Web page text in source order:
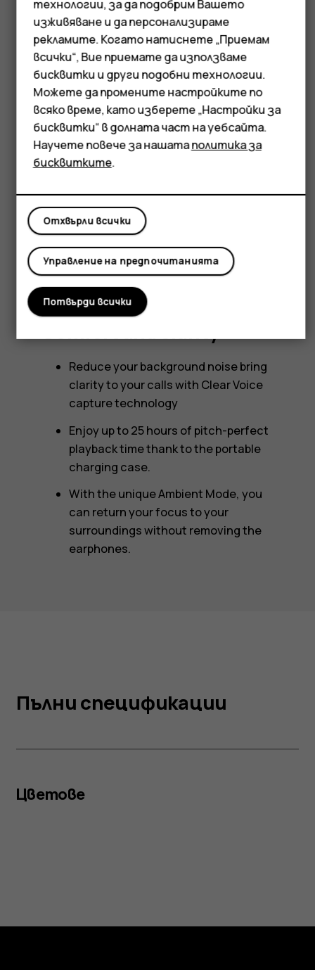
Смартфони
Мобилни телефони
Аксесоари
Таблети
Comfort and clarity
Reduce your background noise bring
clarity to your calls with Clear Voice
capture technology
Enjoy up to 25 hours of pitch-perfect
playback time thank to the portable
charging case.
With the unique Ambient Mode, you
can return your focus to your
surroundings without removing the
earphones.
Пълни спецификации
Цветове
технологии, за да подобрим Вашето
изживяване и да персонализираме
рекламите. Когато натиснете „Приемам
всички“, Вие приемате да използваме
бисквитки и други подобни технологии.
Можете да промените настройките по
всяко време, като изберете „Настройки за
бисквитки“ в долната част на уебсайта.
Научете повече за нашатаполитика за
бисквитките.
Отхвърли всички
Управление на предпочитанията
Потвърди всички